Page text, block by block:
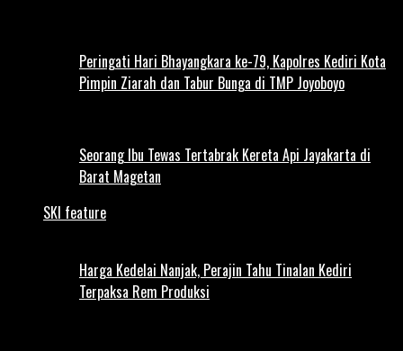
Peringati Hari Bhayangkara ke-79, Kapolres Kediri Kota
Pimpin Ziarah dan Tabur Bunga di TMP Joyoboyo
Seorang Ibu Tewas Tertabrak Kereta Api Jayakarta di
Barat Magetan
SKI feature
Harga Kedelai Nanjak, Perajin Tahu Tinalan Kediri
Terpaksa Rem Produksi